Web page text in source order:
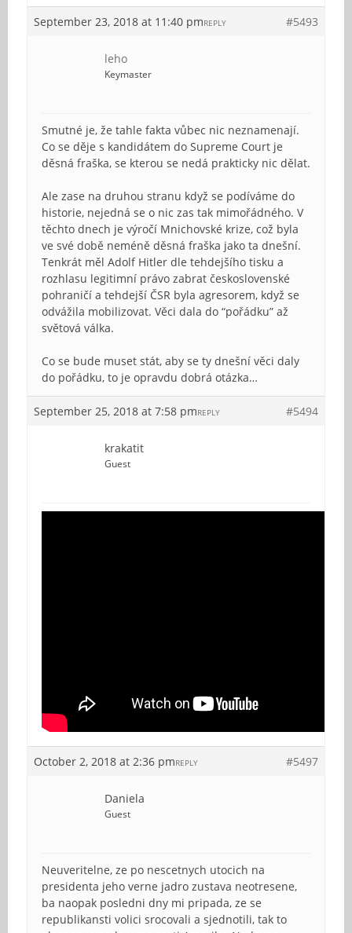
September 23, 2018 at 11:40 pm #5493
REPLY
leho
Keymaster
Smutné je, že tahle fakta vůbec nic neznamenají.
Co se děje s kandidátem do Supreme Court je
děsná fraška, se kterou se nedá prakticky nic dělat.
Ale zase na druhou stranu když se podíváme do
historie, nejedná se o nic zas tak mimořádného. V
těchto dnech je výročí Mnichovské krize, což byla
ve své době neméně děsná fraška jako ta dnešní.
Tenkrát měl Adolf Hitler dle tehdejšího tisku a
rozhlasu legitimní právo zabrat československé
pohraničí a tehdejší ČSR byla agresorem, když se
odvážila mobilizovat. Věci dala do “pořádku” až
světová válka.
Co se bude muset stát, aby se ty dnešní věci daly
do pořádku, to je opravdu dobrá otázka…
September 25, 2018 at 7:58 pm #5494
REPLY
krakatit
Guest
October 2, 2018 at 2:36 pm #5497
REPLY
Daniela
Guest
Neuveritelne, ze po nescetnych utocich na
presidenta jeho verne jadro zustava neotresene,
ba naopak posledni dny mi pripada, ze se
republikansti volici srocovali a sjednotili, tak to